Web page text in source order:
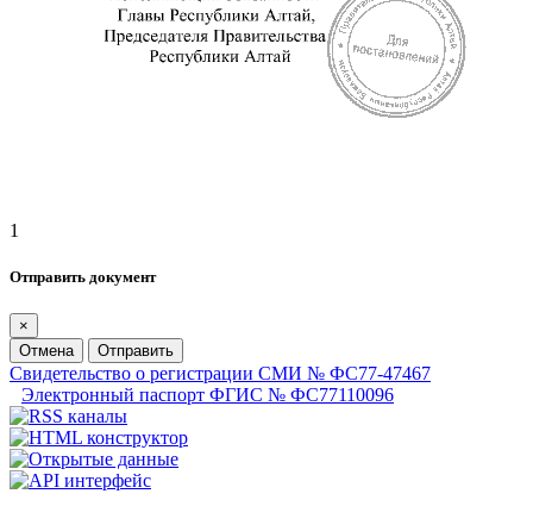
1
Отправить документ
×
Отмена
Отправить
Свидетельство о регистрации СМИ № ФС77-47467
Электронный паспорт ФГИС № ФС77110096